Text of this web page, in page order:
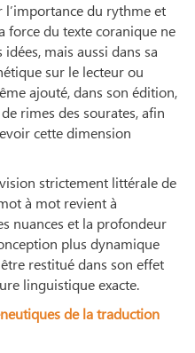
du rythme et
force du texte coranique ne
mais aussi dans sa
sur le lecteur ou
ajouté, dans son édition,
rimes des sourates, afin
cette dimension
strictement littérale de
à mot revient à
nuances et la profondeur
plus dynamique
restitué dans son effet
linguistique exacte.
de la traduction